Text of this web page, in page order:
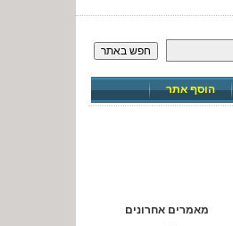
חפש באתר
הוסף אתר
מאמרים אחרונים